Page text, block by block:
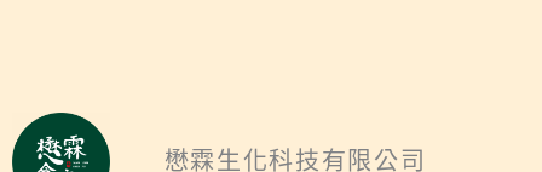
懋霖生化科技有限公司